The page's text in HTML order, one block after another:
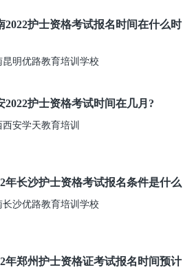
2022护士资格考试报名时间在什么时
昆明优路教育培训学校
​2022护士资格考试时间在几月?
西安学天教育培训
年长沙护士资格考试报名条件是什么
长沙优路教育培训学校
年郑州护士资格证考试报名时间预计